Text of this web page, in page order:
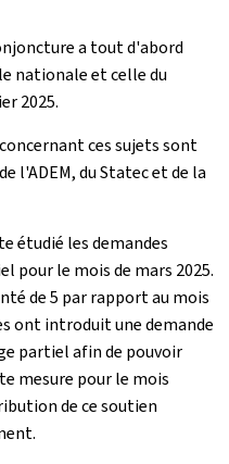
a tout d'abord
nationale et celle du
2025.
ces sujets sont
l'ADEM, du Statec et de la
étudié les demandes
pour le mois de mars 2025.
de 5 par rapport au mois
ont introduit une demande
partiel afin de pouvoir
mesure pour le mois
de ce soutien